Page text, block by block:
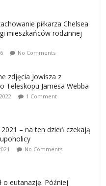
piłkarza Chelsea
mieszkańców rodzinnej
No Comments
zdjęcia Jowisza z
Teleskopu Jamesa Webba
1 Comment
– na ten dzień czekają
No Comments
o eutanazję. Później